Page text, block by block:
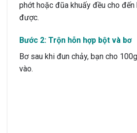
phớt hoặc đũa khuấy đều cho đến
được.
Bước 2: Trộn hỗn hợp bột và bơ
Bơ sau khi đun chảy, bạn cho
vào.